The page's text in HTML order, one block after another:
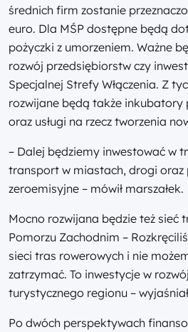
średnich firm zostanie
euro. Dla MŚP dostępne będą
pożyczki z umorzeniem. Ważne
rozwój przedsiębiorstw czy
Specjalnej Strefy Włączenia. Z
rozwijane będą także inkubatory
oraz usługi na rzecz tworzenia
– Dalej będziemy inwestować w
transport w miastach, drogi oraz
zeroemisyjne – mówił marszałek.
Mocno rozwijana będzie też sieć
Pomorzu Zachodnim –
sieci tras rowerowych i nie
zatrzymać. To inwestycje w
turystycznego regionu –
Po dwóch perspektywach